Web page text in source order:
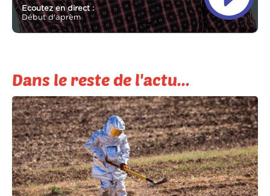
Ecoutez en direct :
Début d'aprèm
Dans le reste de l'actu...